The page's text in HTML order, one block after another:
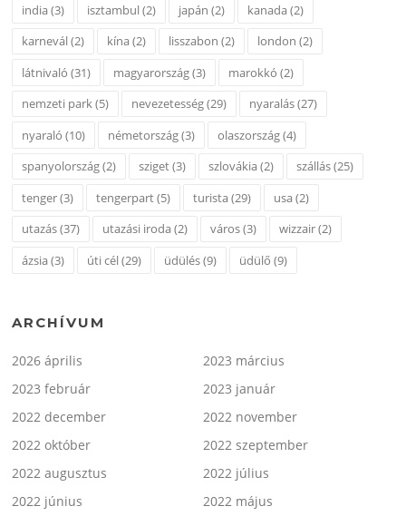
india(3) isztambul(2) japán (2) kanada(2)
karnevál(2) kína(2) lisszabon (2) london (2)
látnivaló (31) magyarország(3) marokkó (2)
nemzeti park(5) nevezetesség(29) nyaralás(27)
nyaraló (10) németország(3) olaszország(4)
spanyolország(2) sziget(3) szlovákia(2) szállás(25)
tenger(3) tengerpart(5) turista(29) usa(2)
utazás(37) utazási iroda(2) város(3) wizzair(2)
ázsia(3) úti cél(29) üdülés(9) üdülő (9)
ARCHÍVUM
2026 április
2023 március
2023 február
2023 január
2022 december
2022 november
2022 október
2022 szeptember
2022 augusztus
2022 július
2022 június
2022 május